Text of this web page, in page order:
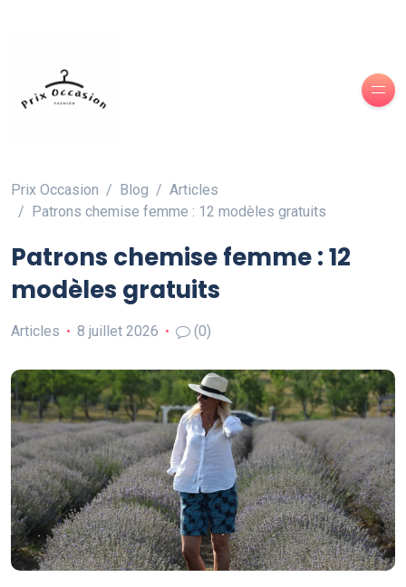
Prix Occasion Blog
Articles
Patrons chemise femme : 12 modèles gratuits
Patrons chemise femme : 12
modèles gratuits
Articles 8 juillet 2026 (0)